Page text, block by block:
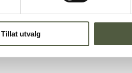
Tillat utvalg